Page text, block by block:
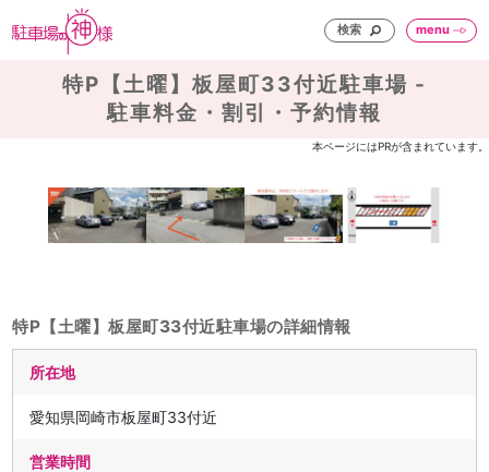
検索 menu
特P【土曜】板屋町33付近駐車場 -
駐車料金・割引・予約情報
本ページにはPRが含まれています。
特P【土曜】板屋町33付近駐車場の詳細情報
所在地
愛知県岡崎市板屋町33付近
営業時間